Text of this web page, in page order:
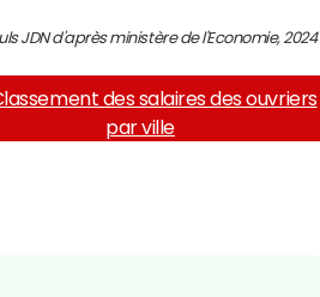
JDN d'après ministère de l'Economie, 2024
des salaires des ouvriers
par ville